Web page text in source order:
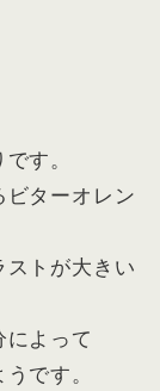
す。
ビターオレン
ストが大きい
よって
です。